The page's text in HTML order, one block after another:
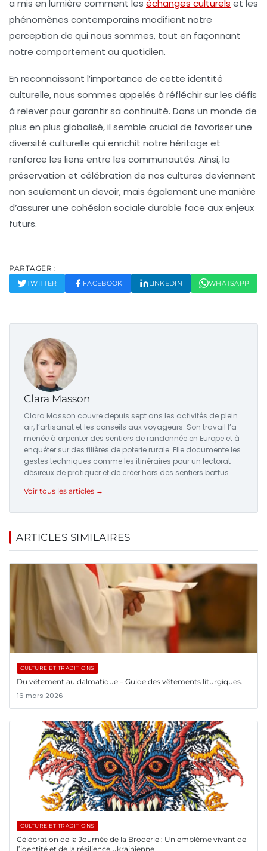
a mis en lumière comment les échanges culturels et les
phénomènes contemporains modifient notre
perception de qui nous sommes, tout en façonnant
notre comportement au quotidien.
En reconnaissant l’importance de cette identité
culturelle, nous sommes appelés à réfléchir sur les défis
à relever pour garantir sa continuité. Dans un monde de
plus en plus globalisé, il semble crucial de favoriser une
diversité culturelle qui enrichit notre héritage et
renforce les liens entre les communautés. Ainsi, la
préservation et célébration de nos cultures deviennent
non seulement un devoir, mais également une manière
d’assurer une cohésion sociale durable face aux enjeux
futurs.
PARTAGER :
TWITTER FACEBOOK LINKEDIN WHATSAPP
Clara Masson
Clara Masson couvre depuis sept ans les activités de plein
air, l’artisanat et les conseils aux voyageurs. Son travail l’a
menée à arpenter des sentiers de randonnée en Europe et à
enquêter sur des filières de poterie rurale. Elle documente les
gestes techniques comme les itinéraires pour un lectorat
désireux de pratiquer et de créer hors des sentiers battus.
Voir tous les articles →
ARTICLES SIMILAIRES
CULTURE ET TRADITIONS
Du vêtement au dalmatique – Guide des vêtements liturgiques.
16 mars 2026
CULTURE ET TRADITIONS
Célébration de la Journée de la Broderie : Un emblème vivant de
l’identité et de la résilience ukrainienne